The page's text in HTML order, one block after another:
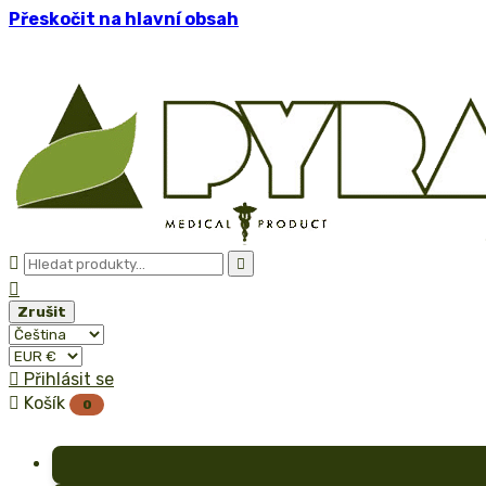
Přeskočit na hlavní obsah
 

Zrušit
 Přihlásit se
 Košík 0